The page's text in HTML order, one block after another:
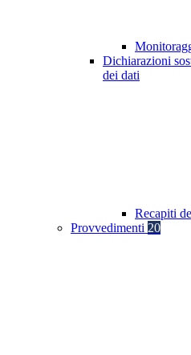
Dichiarazioni
dei dati
Recapiti
Provvedimenti 20